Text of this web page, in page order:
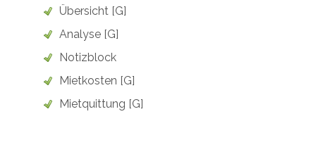
Übersicht [G]
Analyse [G]
Notizblock
Mietkosten [G]
Mietquittung [G]